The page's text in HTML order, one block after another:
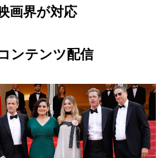
画界が対応
ンテンツ配信